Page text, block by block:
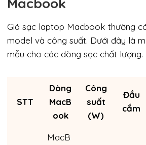
Macbook
Giá sạc laptop Macbook thường
model và công suất. Dưới đây là
mẫu cho các dòng sạc chất lượng.
STT
Dòng
MacB
ook
Công
suất
(W)
Đầu
cắm
MacB